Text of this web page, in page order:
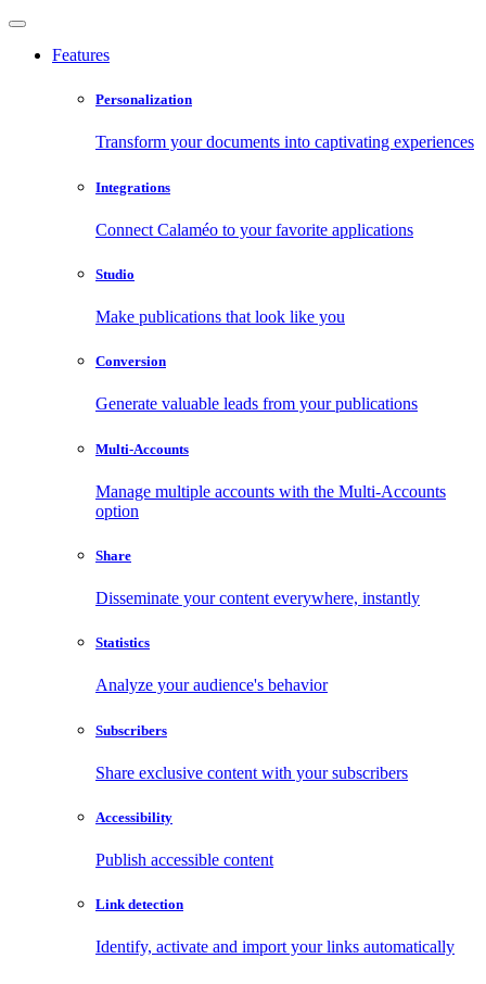
Features
Personalization
Transform your documents into captivating experiences
Integrations
Connect Calaméo to your favorite applications
Studio
Make publications that look like you
Conversion
Generate valuable leads from your publications
Multi-Accounts
Manage multiple accounts with the Multi-Accounts
option
Share
Disseminate your content everywhere, instantly
Statistics
Analyze your audience's behavior
Subscribers
Share exclusive content with your subscribers
Accessibility
Publish accessible content
Link detection
Identify, activate and import your links automatically